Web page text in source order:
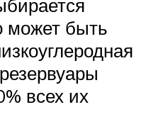
может быть
всех их